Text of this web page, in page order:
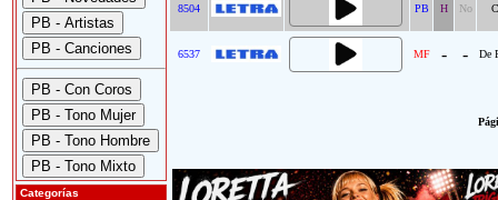
Categorías
8504 PB H No
6537 MF - - De